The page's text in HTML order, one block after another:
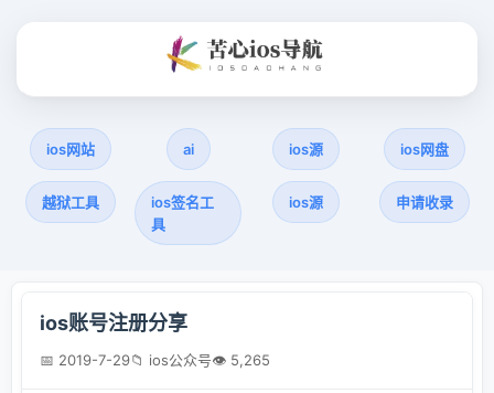
ios网站 ai ios源 ios网盘
越狱工具
ios签名工
具
ios源 申请收录
ios账号注册分享
📅 2019-7-29📁 ios公众号👁 5,265